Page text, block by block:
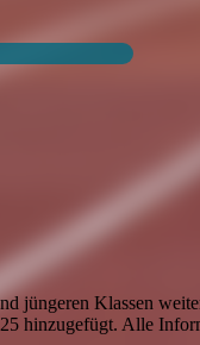
jüngeren Klassen
hinzugefügt. Alle